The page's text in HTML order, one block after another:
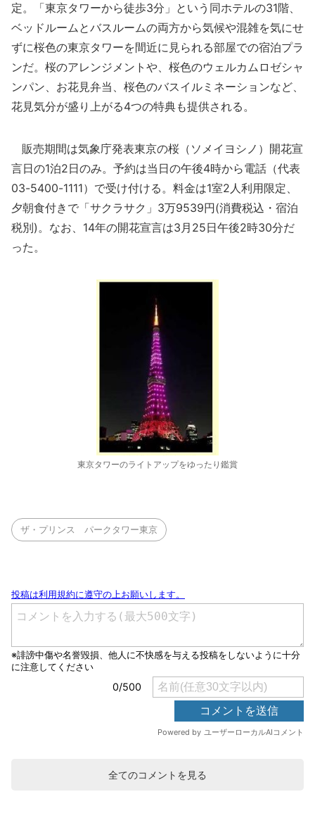
定。「東京タワーから徒歩3分」という同ホテルの31階、
ベッドルームとバスルームの両方から気候や混雑を気にせ
ずに桜色の東京タワーを間近に見られる部屋での宿泊プラ
ンだ。桜のアレンジメントや、桜色のウェルカムロゼシャ
ンパン、お花見弁当、桜色のバスイルミネーションなど、
花見気分が盛り上がる4つの特典も提供される。
販売期間は気象庁発表東京の桜（ソメイヨシノ）開花宣
言日の1泊2日のみ。予約は当日の午後4時から電話（代表
03-5400-1111）で受け付ける。料金は1室2人利用限定、
夕朝食付きで「サクラサク」3万9539円(消費税込・宿泊
税別)。なお、14年の開花宣言は3月25日午後2時30分だ
った。
東京タワーのライトアップをゆったり鑑賞
ザ・プリンス パークタワー東京
全てのコメントを見る